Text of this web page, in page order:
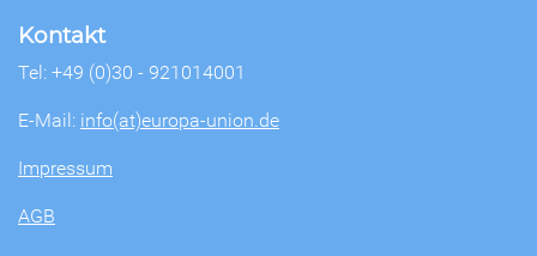
Kontakt
Tel: +49 (0)30 - 921014001
E-Mail: info(at)europa-union.de
Impressum
AGB